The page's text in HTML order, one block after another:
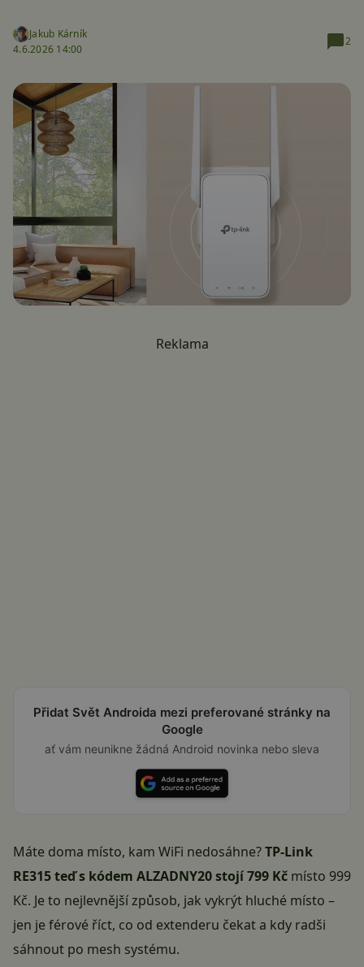
Jakub Kárník
4.6.2026 14:00
2
Reklama
Přidat Svět Androida mezi preferované stránky na
Google
ať vám neunikne žádná Android novinka nebo sleva
Máte doma místo, kam WiFi nedosáhne?TP-Link
RE315 teď s kódem ALZADNY20 stojí 799 Kč místo 999
Kč. Je to nejlevnější způsob, jak vykrýt hluché místo –
jen je férové říct, co od extenderu čekat a kdy radši
sáhnout po mesh systému.